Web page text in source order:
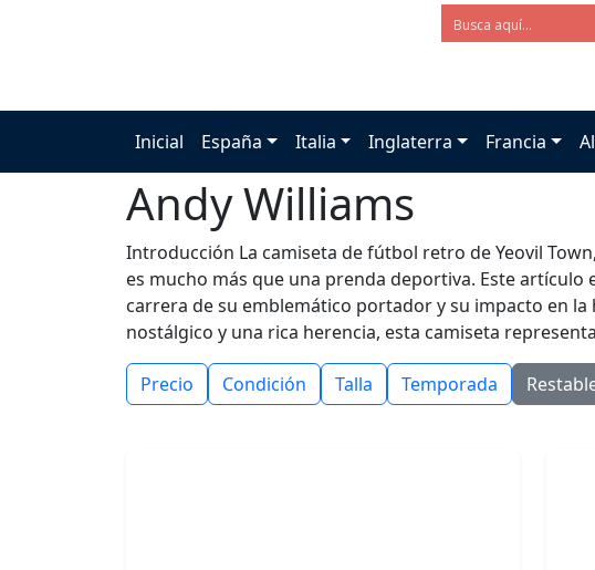
Inicial España Italia Inglaterra Francia
Andy Williams
Introducción La camiseta de fútbol retro de Yeovil
es mucho más que una prenda deportiva. Este artículo
carrera de su emblemático portador y su impacto en
nostálgico y una rica herencia, esta camiseta
Precio Condición Talla Temporada